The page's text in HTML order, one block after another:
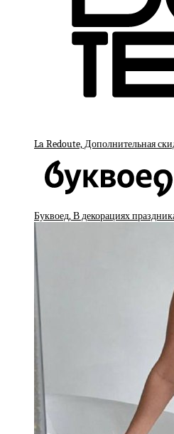
La Redoute, Дополнительная
Буквоед, В декорациях